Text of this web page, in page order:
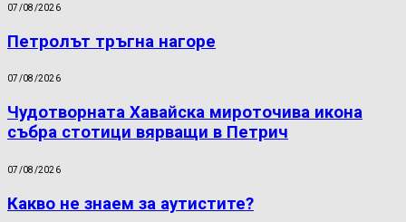
07/08/2026
Петролът тръгна нагоре
07/08/2026
Чудотворната Хавайска мироточива икона
събра стотици вярващи в Петрич
07/08/2026
Какво не знаем за аутистите?